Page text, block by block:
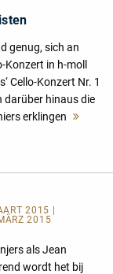
genug, sich an
Konzert in h-moll
Cello-Konzert Nr. 1
darüber hinaus die
erklingen
2015 |
2015
als Jean
wordt het bij